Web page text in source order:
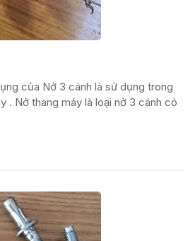
của Nở 3 cánh là sử dụng trong
. Nở thang máy là loại nở 3 cánh có